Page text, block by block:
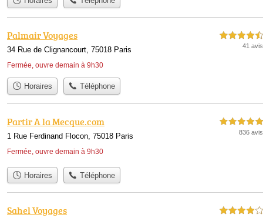
Palmair Voyages
34 Rue de Clignancourt, 75018 Paris
Fermée, ouvre demain à 9h30
4,5 étoiles sur 5
41 avis
Horaires Téléphone
Partir A la Mecque.com
1 Rue Ferdinand Flocon, 75018 Paris
Fermée, ouvre demain à 9h30
5,0 étoiles sur 5
836 avis
Horaires Téléphone
Sahel Voyages 4,0 étoiles sur 5